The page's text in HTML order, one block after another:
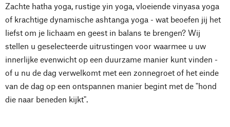
Zachte hatha yoga, rustige yin yoga, vloeiende vinyasa yoga
of krachtige dynamische ashtanga yoga - wat beoefen jij het
liefst om je lichaam en geest in balans te brengen? Wij
stellen u geselecteerde uitrustingen voor waarmee u uw
innerlijke evenwicht op een duurzame manier kunt vinden -
of u nu de dag verwelkomt met een zonnegroet of het einde
van de dag op een ontspannen manier begint met de "hond
die naar beneden kijkt".